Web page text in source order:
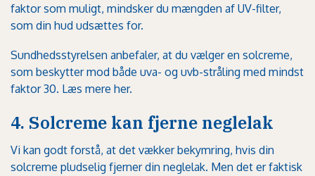
faktor som muligt, mindsker du mængden af UV-filter,
som din hud udsættes for.
Sundhedsstyrelsen anbefaler, at du vælger en solcreme,
som beskytter mod både uva- og uvb-stråling med mindst
faktor 30. Læs mere her.
4. Solcreme kan fjerne neglelak
Vi kan godt forstå, at det vækker bekymring, hvis din
solcreme pludselig fjerner din neglelak. Men det er faktisk